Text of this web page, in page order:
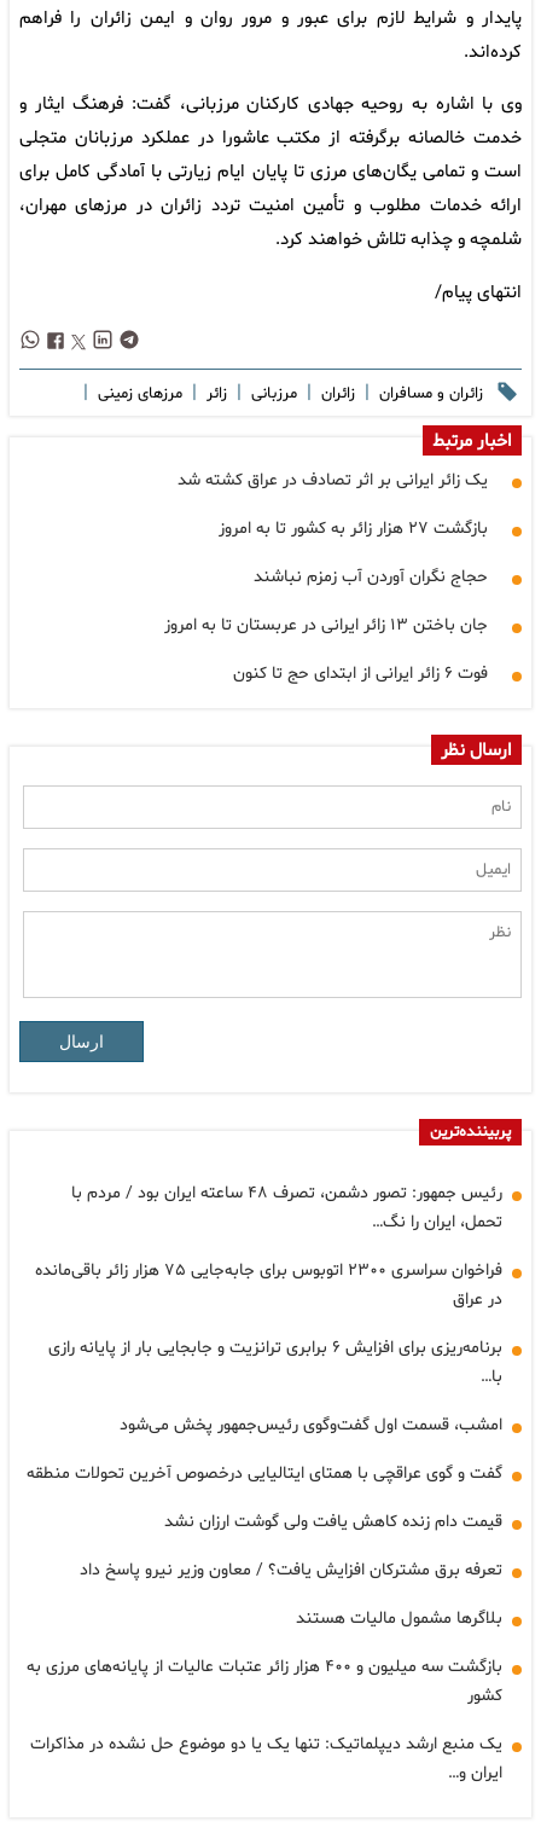
پایدار و شرایط لازم برای عبور و مرور روان و ایمن زائران را فراهم
کرده‌اند.
وی با اشاره به روحیه جهادی کارکنان مرزبانی، گفت: فرهنگ ایثار و
خدمت خالصانه برگرفته از مکتب عاشورا در عملکرد مرزبانان متجلی
است و تمامی یگان‌های مرزی تا پایان ایام زیارتی با آمادگی کامل برای
ارائه خدمات مطلوب و تأمین امنیت تردد زائران در مرزهای مهران،
شلمچه و چذابه تلاش خواهند کرد.
انتهای پیام/
زائران و مسافران | زائران | مرزبانی | زائر | مرزهای زمینی |
اخبار مرتبط
یک زائر ایرانی بر اثر تصادف در عراق کشته شد
بازگشت ۲۷ هزار زائر به کشور تا به امروز
حجاج نگران آوردن آب زمزم نباشند
جان باختن ۱۳ زائر ایرانی در عربستان تا به امروز
فوت ۶ زائر ایرانی از ابتدای حج تا کنون
ارسال نظر
ارسال
پربیننده‌ترین
رئیس جمهور: تصور دشمن، تصرف ۴۸ ساعته ایران بود / مردم با
تحمل، ایران را نگ…
فراخوان سراسری ۲۳۰۰ اتوبوس برای جابه‌جایی ۷۵ هزار زائر باقی‌مانده
در عراق
برنامه‌ریزی برای افزایش ۶ برابری ترانزیت و جابجایی بار از پایانه رازی
با…
امشب، قسمت اول گفت‌وگوی رئیس‌جمهور پخش می‌شود
گفت و گوی عراقچی با همتای ایتالیایی درخصوص آخرین تحولات منطقه
قیمت دام زنده کاهش یافت ولی گوشت ارزان نشد
تعرفه برق مشترکان افزایش یافت؟ / معاون وزیر نیرو پاسخ داد
بلاگرها مشمول مالیات هستند
بازگشت سه میلیون و ۴۰۰ هزار زائر عتبات عالیات از پایانه‌های مرزی به
کشور
یک منبع ارشد دیپلماتیک: تنها یک یا دو موضوع حل نشده در مذاکرات
ایران و…